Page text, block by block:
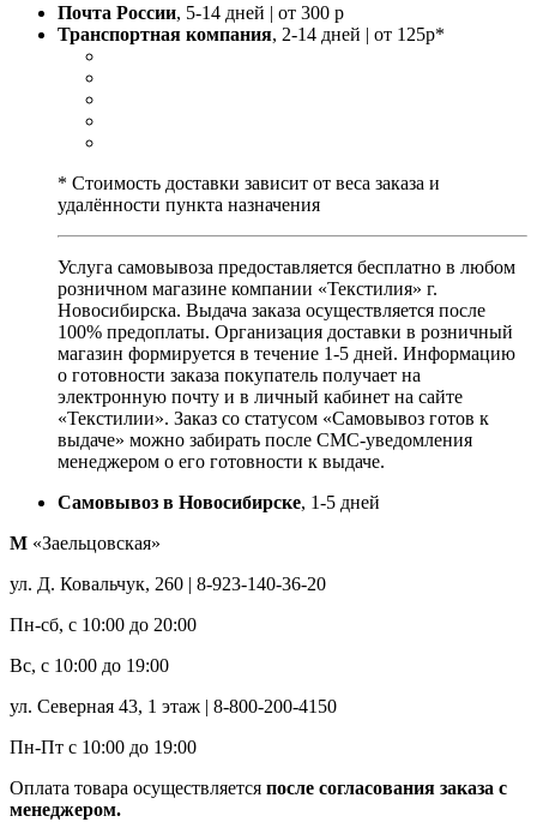
Почта России, 5-14 дней | от 300 р
Транспортная компания, 2-14 дней | от 125р*
* Стоимость доставки зависит от веса заказа и
удалённости пункта назначения
Услуга самовывоза предоставляется бесплатно в любом
розничном магазине компании «Текстилия» г.
Новосибирска. Выдача заказа осуществляется после
100% предоплаты. Организация доставки в розничный
магазин формируется в течение 1-5 дней. Информацию
о готовности заказа покупатель получает на
электронную почту и в личный кабинет на сайте
«Текстилии». Заказ со статусом «Самовывоз готов к
выдаче» можно забирать после СМС-уведомления
менеджером о его готовности к выдаче.
Самовывоз в Новосибирске, 1-5 дней
М «Заельцовская»
ул. Д. Ковальчук, 260 | 8-923-140-36-20
Пн-сб, с 10:00 до 20:00
Вс, с 10:00 до 19:00
ул. Северная 43, 1 этаж | 8-800-200-4150
Пн-Пт с 10:00 до 19:00
Оплата товара осуществляется после согласования заказа с
менеджером.